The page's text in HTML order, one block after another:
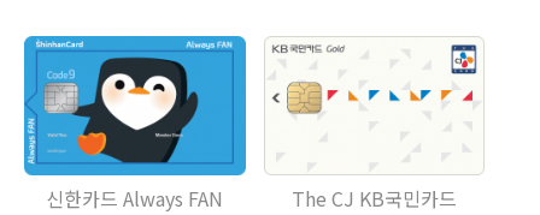
신한카드 Always FAN The CJ KB국민카드